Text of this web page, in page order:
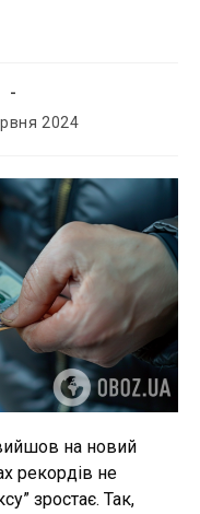
2024
на новий
рекордів не
зростає. Так,